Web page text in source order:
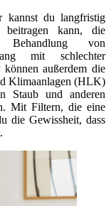
kannst du langfristig
kann, die
Behandlung von
mit schlechter
außerdem die
Klimaanlagen (HLK)
Staub und anderen
Mit Filtern, die eine
die Gewissheit, dass